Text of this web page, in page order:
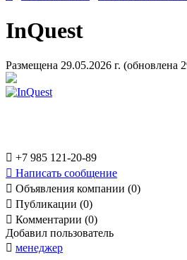
InQuest
Размещена 29.05.2026 г. (обновлена
 +7 985 121-20-89
 Написать сообщение
 Объявления компании (0)
 Публикации (0)
 Комментарии (0)
Добавил пользователь
 менеджер